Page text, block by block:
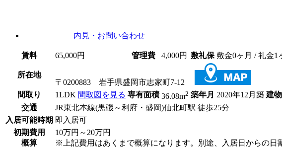
内見 ・お問い合わせ
賃料 65,000円 管理費 4,000円 敷礼保 敷金0ヶ月 / 礼金1
所在地
〒0200883 岩手県盛岡市志家町7-12
間取り
1LDK 間取図を見る 専有面積 36.08m2 築年月 2020年12月築 建
交通
JR東北本線(黒磯～利府・盛岡)仙北町駅 徒歩25分
入居可能時期 即入居可
初期費用
概算
10万円～20万円
※上記費用はあくまで概算になります。別途、入居日からの日